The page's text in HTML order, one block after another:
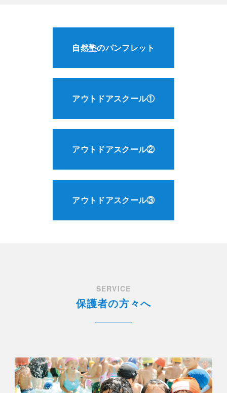
自然塾のパンフレット
アウトドアスクール①
アウトドアスクール②
アウトドアスクール③
SERVICE
保護者の方々へ